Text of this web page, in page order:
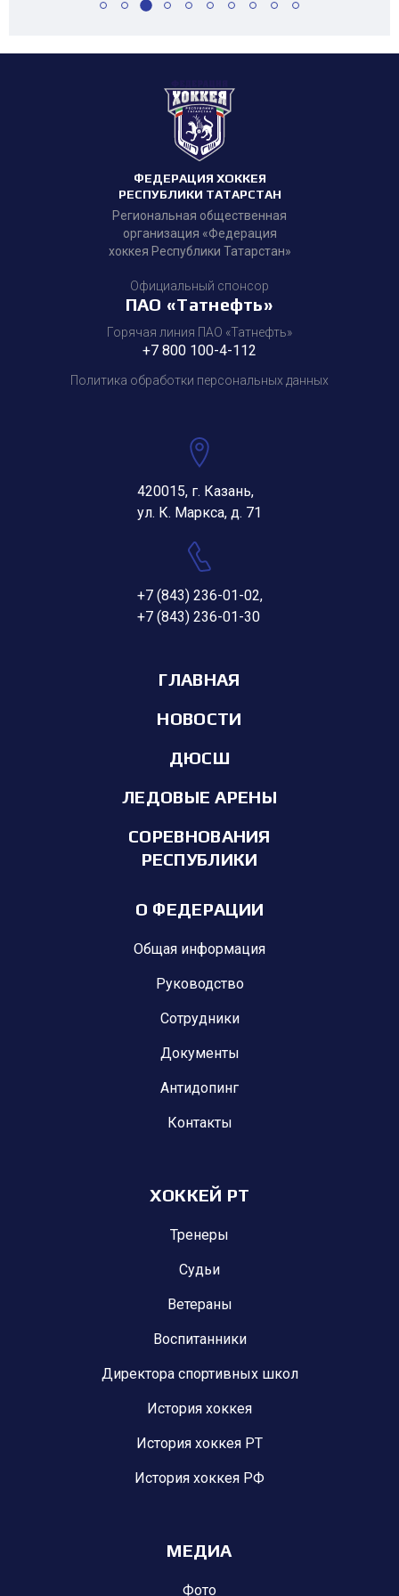
ФЕДЕРАЦИЯ ХОККЕЯ
РЕСПУБЛИКИ ТАТАРСТАН
Региональная общественная
организация «Федерация
хоккея Республики Татарстан»
Официальный спонсор
ПАО «Татнефть»
Горячая линия ПАО «Татнефть»
+7 800 100-4-112
Политика обработки персональных данных
420015, г. Казань,
ул. К. Маркса, д. 71
+7 (843) 236-01-02,
+7 (843) 236-01-30
ГЛАВНАЯ
НОВОСТИ
ДЮСШ
ЛЕДОВЫЕ АРЕНЫ
СОРЕВНОВАНИЯ
РЕСПУБЛИКИ
О ФЕДЕРАЦИИ
Общая информация
Руководство
Сотрудники
Документы
Антидопинг
Контакты
ХОККЕЙ РТ
Тренеры
Судьи
Ветераны
Воспитанники
Директора спортивных школ
История хоккея
История хоккея РТ
История хоккея РФ
МЕДИА
Фото